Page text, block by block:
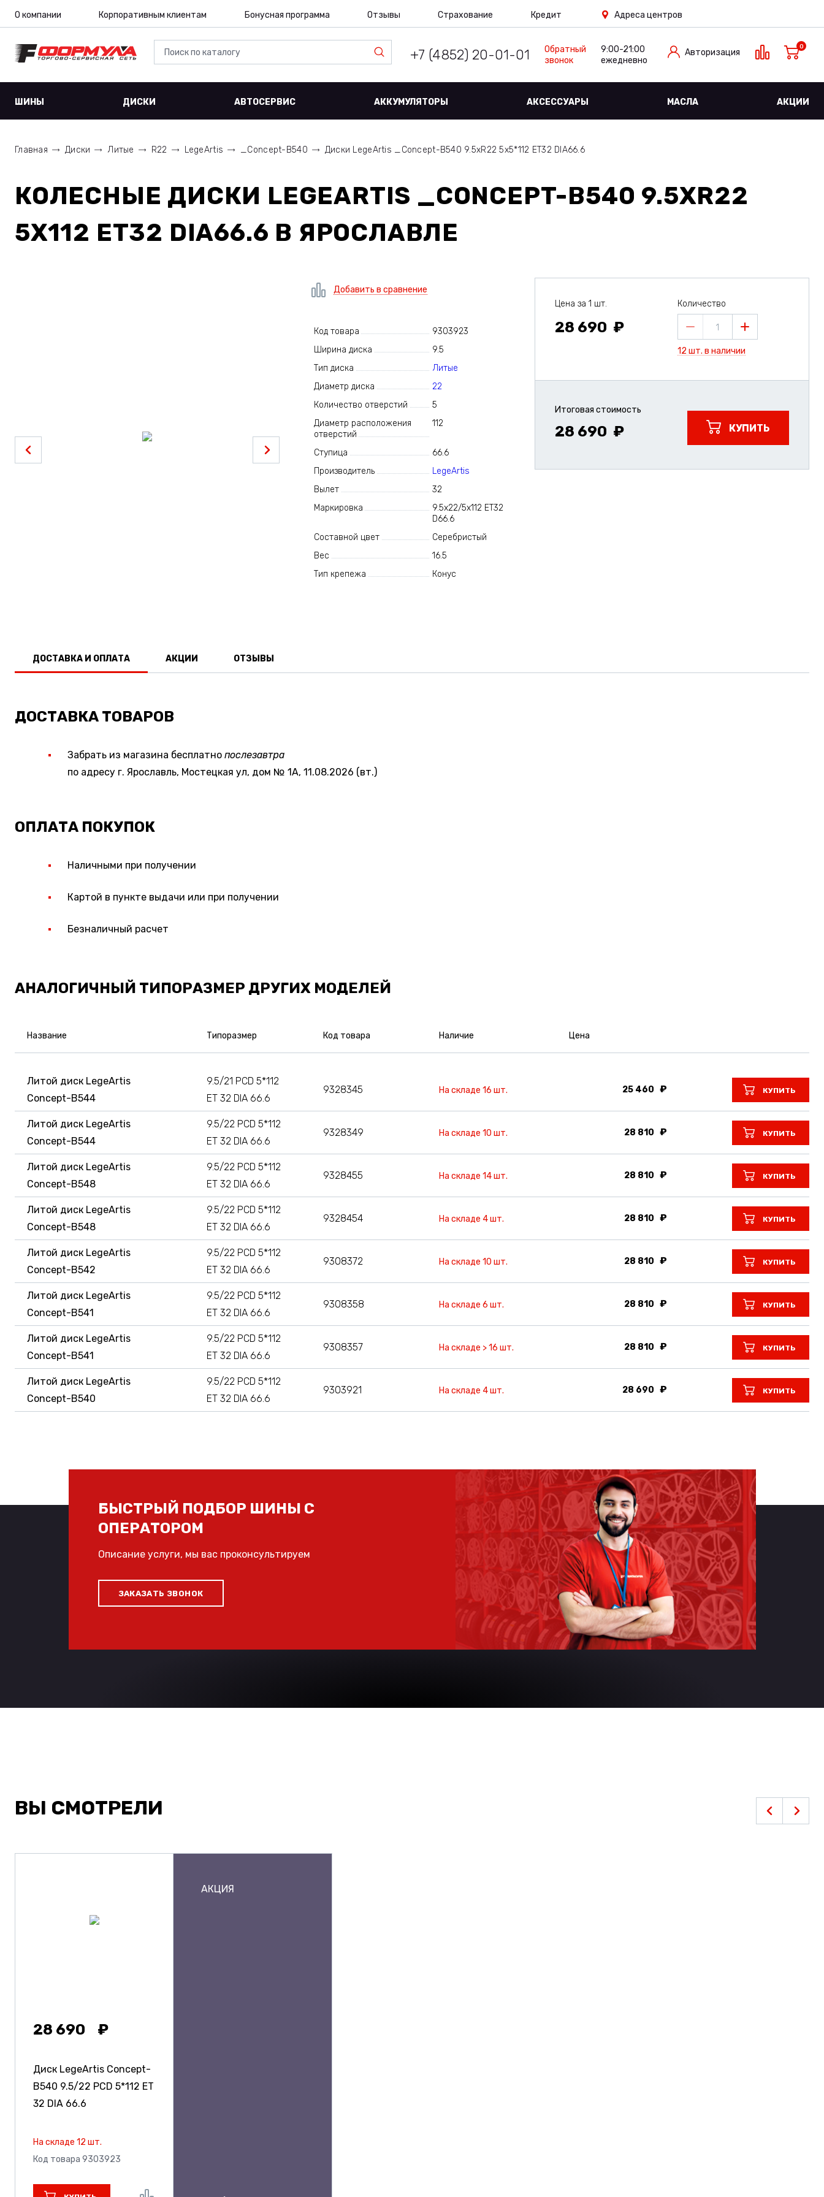
О компании Корпоративным клиентам Бонусная программа Отзывы Страхование Кредит Адреса центров
+7 (4852) 20-01-01
Обратный
звонок
9:00-21:00
ежедневно
Авторизация
0
ШИНЫ ДИСКИ АВТОСЕРВИС АККУМУЛЯТОРЫ АКСЕССУАРЫ МАСЛА АКЦИИ
Главная Диски Литые R22 LegeArtis _Concept-B540 Диски LegeArtis _Concept-B540 9.5xR22 5x5*112 ET32 DIA66.6
КОЛЕСНЫЕ ДИСКИ LEGEARTIS _CONCEPT-B540 9.5XR22
5X112 ET32 DIA66.6 В ЯРОСЛАВЛЕ
Добавить в сравнение
Код товара
9303923
Ширина диска
9.5
Тип диска
Литые
Диаметр диска
22
Количество отверстий
5
Диаметр расположения
отверстий
112
Ступица
66.6
Производитель
LegeArtis
Вылет
32
Маркировка
9.5x22/5x112 ET32
D66.6
Составной цвет
Серебристый
Вес
16.5
Тип крепежа
Конус
Цена за 1 шт.
28 690
Количество
1
12 шт. в наличии
Итоговая стоимость
28 690 КУПИТЬ
ДОСТАВКА И ОПЛАТА АКЦИИ ОТЗЫВЫ
ДОСТАВКА ТОВАРОВ
Забрать из магазина бесплатно послезавтра
по адресу г. Ярославль, Мостецкая ул, дом № 1А, 11.08.2026 (вт.)
ОПЛАТА ПОКУПОК
Наличными при получении
Картой в пункте выдачи или при получении
Безналичный расчет
АНАЛОГИЧНЫЙ ТИПОРАЗМЕР ДРУГИХ МОДЕЛЕЙ
Название Типоразмер Код товара Наличие Цена
Литой диск LegeArtis
Concept-B544
9.5/21 PCD 5*112
ET 32 DIA 66.6
9328345 На складе 16 шт. 25 460 КУПИТЬ
Литой диск LegeArtis
Concept-B544
9.5/22 PCD 5*112
ET 32 DIA 66.6
9328349 На складе 10 шт. 28 810 КУПИТЬ
Литой диск LegeArtis
Concept-B548
9.5/22 PCD 5*112
ET 32 DIA 66.6
9328455 На складе 14 шт. 28 810 КУПИТЬ
Литой диск LegeArtis
Concept-B548
9.5/22 PCD 5*112
ET 32 DIA 66.6
9328454 На складе 4 шт. 28 810 КУПИТЬ
Литой диск LegeArtis
Concept-B542
9.5/22 PCD 5*112
ET 32 DIA 66.6
9308372 На складе 10 шт. 28 810 КУПИТЬ
Литой диск LegeArtis
Concept-B541
9.5/22 PCD 5*112
ET 32 DIA 66.6
9308358 На складе 6 шт. 28 810 КУПИТЬ
Литой диск LegeArtis
Concept-B541
9.5/22 PCD 5*112
ET 32 DIA 66.6
9308357 На складе > 16 шт. 28 810 КУПИТЬ
Литой диск LegeArtis
Concept-B540
9.5/22 PCD 5*112
ET 32 DIA 66.6
9303921 На складе 4 шт. 28 690 КУПИТЬ
БЫСТРЫЙ ПОДБОР ШИНЫ С
ОПЕРАТОРОМ
Описание услуги, мы вас проконсультируем
ЗАКАЗАТЬ ЗВОНОК
ВЫ СМОТРЕЛИ
28 690
Диск LegeArtis Concept-
B540 9.5/22 PCD 5*112 ET
32 DIA 66.6
На складе 12 шт.
Код товара 9303923
АКЦИЯ